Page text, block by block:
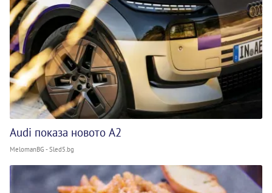
Audi показа новото A2
MelomanBG - Sled5.bg